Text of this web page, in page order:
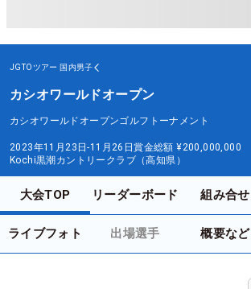
JGTOツアー 国内男子
カシオワールドオープン
カシオワールドオープンゴルフトーナメント
2023年11月23日-11月26日賞金総額 ¥200,000,000
Kochi黒潮カントリークラブ（高知県）
大会TOP リーダーボード 組み合せ
ライブフォト 出場選手 概要など